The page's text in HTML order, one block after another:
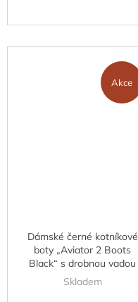
Akce
Dámské černé kotníkové
boty „Aviator 2 Boots
Black“ s drobnou vadou
Skladem